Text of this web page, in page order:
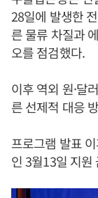
28일에 발생한
른 물류 차질과
오를 점검했다.
이후 역외 원·달
른 선제적 대응
프로그램 발표
인 3월13일 지원